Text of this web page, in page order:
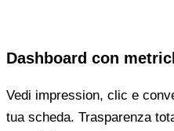
Dashboard con
Vedi impression, clic e
tua scheda. Trasparenza